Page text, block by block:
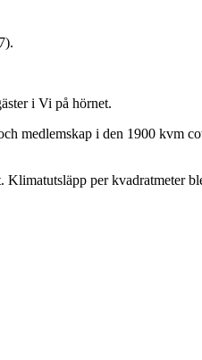
i Vi på hörnet.
medlemskap i den 1900 kvm
per kvadratmeter